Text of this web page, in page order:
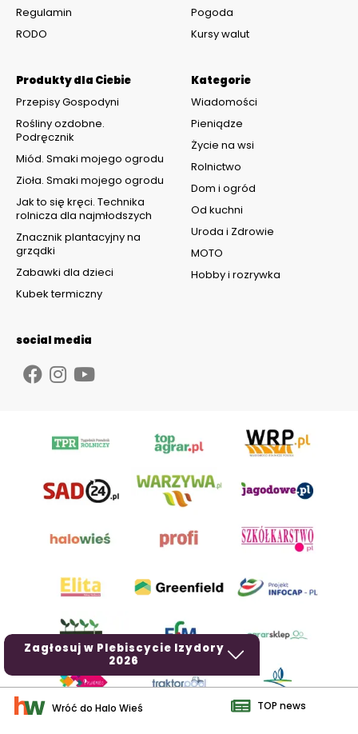
Zagłosuj w Plebiscycie Izydory
2026
Regulamin
RODO
Kategorie
Wiadomości
Pieniądze
Życie na wsi
Rolnictwo
Dom i ogród
Od kuchni
Uroda i Zdrowie
MOTO
Hobby i rozrywka
Produkty dla Ciebie
Przepisy Gospodyni
Rośliny ozdobne.
Podręcznik
Miód. Smaki mojego ogrodu
Zioła. Smaki mojego ogrodu
Jak to się kręci. Technika
rolnicza dla najmłodszych
Znacznik plantacyjny na
grządki
Zabawki dla dzieci
Kubek termiczny
Pogoda
Kursy walut
social media
Wróć do Halo Wieś TOP news